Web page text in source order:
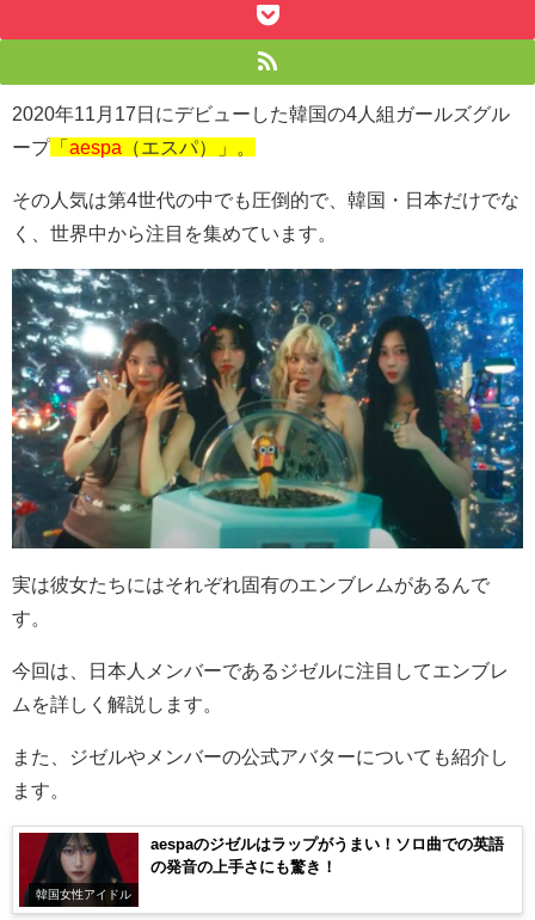
2020年11月17日にデビューした韓国の4人組ガールズグル
ープ 「 aespa （エスパ）」。
その人気は第4世代の中でも圧倒的で、韓国・日本だけでな
く、世界中から注目を集めています。
実は彼女たちにはそれぞれ固有のエンブレムがあるんで
す。
今回は、日本人メンバーであるジゼルに注目してエンブレ
ムを詳しく解説します。
また、ジゼルやメンバーの公式アバターについても紹介し
ます。
韓国女性アイドル
aespaのジゼルはラップがうまい！ソロ曲での英語
の発音の上手さにも驚き！